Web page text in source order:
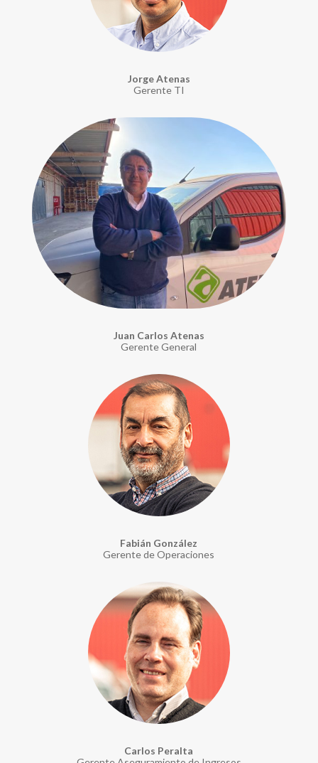
Jorge Atenas
Gerente TI
Juan Carlos Atenas
Gerente General
Fabián González
Gerente de Operaciones
Carlos Peralta